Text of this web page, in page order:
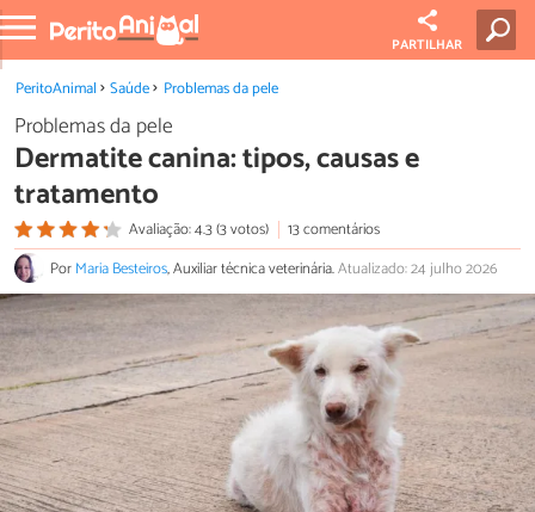
PARTILHAR
PeritoAnimal Saúde Problemas da pele
Problemas da pele
Dermatite canina: tipos, causas e
tratamento
Avaliação: 4.3 (3 votos)
13 comentários
PorMaria Besteiros, Auxiliar técnica veterinária.Atualizado: 24 julho 2026